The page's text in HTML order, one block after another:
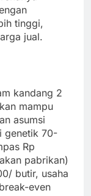
tinggi,
jual.
kandang 2
mampu
asumsi
genetik 70-
Rp
pabrikan)
butir, usaha
even